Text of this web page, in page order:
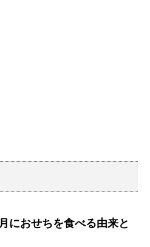
におせちを食べる由来と